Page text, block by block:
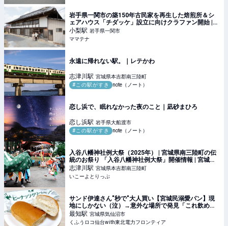
岩手県一関市の築150年古民家を再生した焙煎所＆シ
ェアハウス「チダッケ」設立に向けクラファン開始 |
ママテナ
小梨駅 岩手県一関市
ママテナ
永遠に帰れない駅。｜レテかわ
志津川駅 宮城県本吉郡南三陸町
#この駅がすき
note（ノート）
恋し浜で、眠れなかった夜のこと｜凪砂まひろ
恋し浜駅 岩手県大船渡市
#この駅がすき
note（ノート）
入谷八幡神社例大祭（2025年） | 宮城県南三陸町の伝
統のお祭り 「入谷八幡神社例大祭」開催情報 | 宮城県
本吉郡南三陸町 | いこーよとりっぷ
志津川駅 宮城県本吉郡南三陸町
いこーよとりっぷ
サンド伊達さん"秒で"大人買い【宮城民溺愛パン】現
地にしかない（泣）→意外な場所で発見「これ飲める
♡」神アレンジ＆5種食べ比べ | くふうロコ仙台with東
北電力フロンティア
最知駅 宮城県気仙沼市
くふうロコ仙台with東北電力フロンティア